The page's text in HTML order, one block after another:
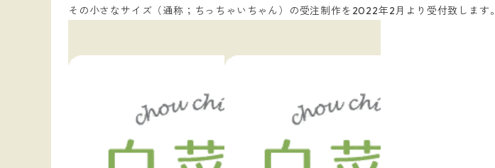
その小さなサイズ（通称；ちっちゃいちゃん）の受注制作を2022年2月より受付致します。